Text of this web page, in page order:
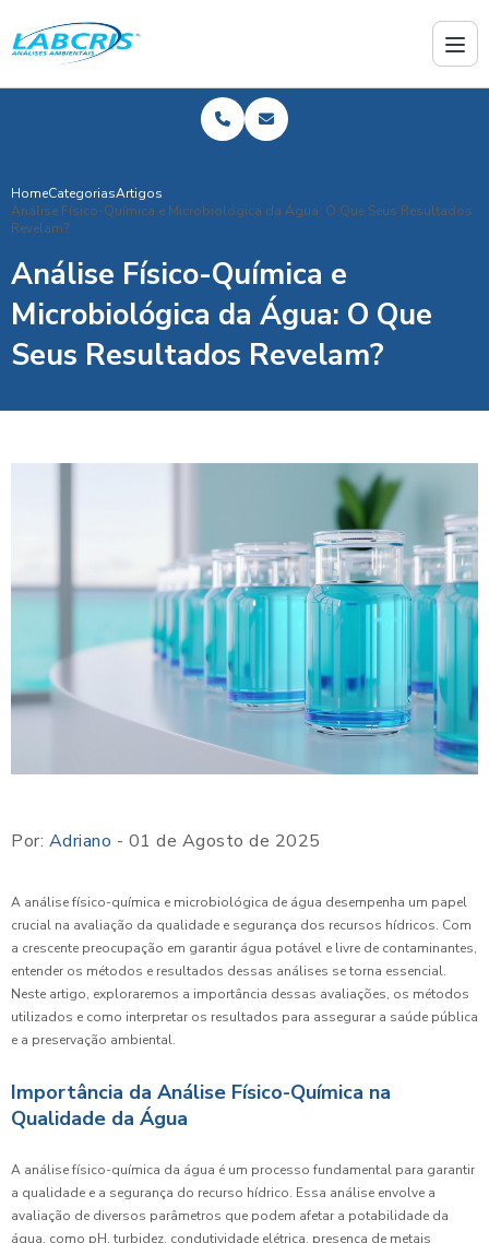
HomeCategoriasArtigos
Análise Físico-Química e Microbiológica da Água: O Que Seus Resultados
Revelam?
Análise Físico-Química e
Microbiológica da Água: O Que
Seus Resultados Revelam?
Por: Adriano - 01 de Agosto de 2025
A análise físico-química e microbiológica de água desempenha um papel
crucial na avaliação da qualidade e segurança dos recursos hídricos. Com
a crescente preocupação em garantir água potável e livre de contaminantes,
entender os métodos e resultados dessas análises se torna essencial.
Neste artigo, exploraremos a importância dessas avaliações, os métodos
utilizados e como interpretar os resultados para assegurar a saúde pública
e a preservação ambiental.
Importância da Análise Físico-Química na
Qualidade da Água
A análise físico-química da água é um processo fundamental para garantir
a qualidade e a segurança do recurso hídrico. Essa análise envolve a
avaliação de diversos parâmetros que podem afetar a potabilidade da
água, como pH, turbidez, condutividade elétrica, presença de metais